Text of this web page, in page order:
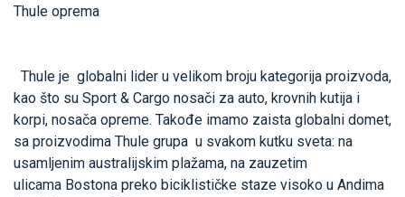
Thule oprema
Thule je globalni lider u velikom broju kategorija proizvoda,
kao što su Sport & Cargo nosači za auto, krovnih kutija i
korpi, nosača opreme. Takođe imamo zaista globalni domet,
sa proizvodima Thule grupa u svakom kutku sveta: na
usamljenim australijskim plažama, na zauzetim
ulicama Bostona preko biciklističke staze visoko u Andima